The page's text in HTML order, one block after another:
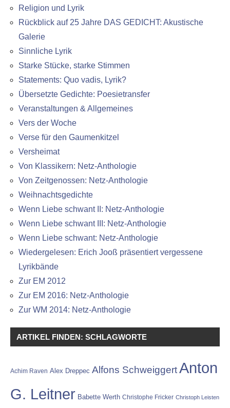
Religion und Lyrik
Rückblick auf 25 Jahre DAS GEDICHT: Akustische
Galerie
Sinnliche Lyrik
Starke Stücke, starke Stimmen
Statements: Quo vadis, Lyrik?
Übersetzte Gedichte: Poesietransfer
Veranstaltungen & Allgemeines
Vers der Woche
Verse für den Gaumenkitzel
Versheimat
Von Klassikern: Netz-Anthologie
Von Zeitgenossen: Netz-Anthologie
Weihnachtsgedichte
Wenn Liebe schwant II: Netz-Anthologie
Wenn Liebe schwant III: Netz-Anthologie
Wenn Liebe schwant: Netz-Anthologie
Wiedergelesen: Erich Jooß präsentiert vergessene
Lyrikbände
Zur EM 2012
Zur EM 2016: Netz-Anthologie
Zur WM 2014: Netz-Anthologie
ARTIKEL FINDEN: SCHLAGWORTE
Achim Raven Alex Dreppec Alfons Schweiggert Anton
G. Leitner Babette Werth Christophe Fricker Christoph Leisten